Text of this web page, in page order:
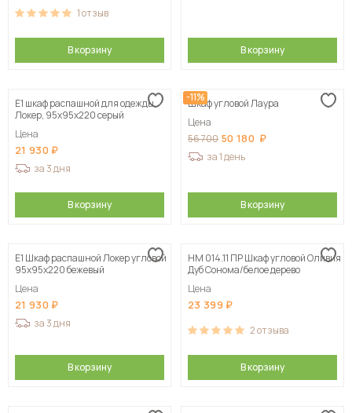
1отзыв
В корзину В корзину
Е1 шкаф распашной для одежды
Локер, 95х95х220 серый
Цена
21 930
за 3 дня
В корзину
-11%
Шкаф угловой Лаура
Цена
56 700 50 180
за 1 день
В корзину
Е1 Шкаф распашной Локер угловой
95x95x220 бежевый
Цена
21 930
за 3 дня
В корзину
НМ 014.11 ПР Шкаф угловой Оливия
Дуб Сонома/белое дерево
Цена
23 399
2отзыва
В корзину